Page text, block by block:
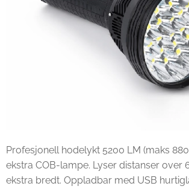
Profesjonell hodelykt 5200 LM (maks
ekstra COB-lampe. Lyser distanser over
ekstra bredt. Oppladbar med USB